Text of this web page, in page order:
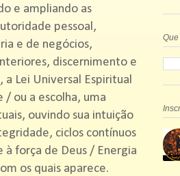
e ampliando as
pessoal,
e de negócios,
discernimento e
Lei Universal Espiritual
/ ou a escolha, uma
ouvindo sua intuição
ciclos contínuos
força de Deus / Energia
os quais aparece.